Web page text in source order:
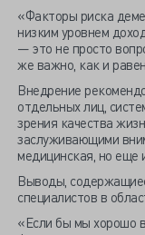
«Факторы риска
низким уровнем
— это не просто
же важно, как и
Внедрение
отдельных лиц,
зрения качества
заслуживающими
медицинская, но еще
Выводы,
специалистов в
«Если бы мы хорошо